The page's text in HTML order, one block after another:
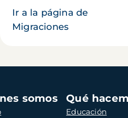
Ir a la página de
Migraciones
somos Qué
Educación